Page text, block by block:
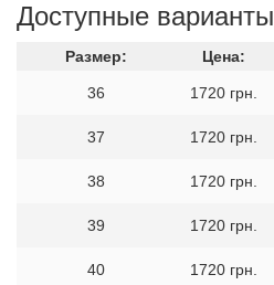
Доступные варианты
Размер: Цена:
36 1720 грн.
37 1720 грн.
38 1720 грн.
39 1720 грн.
40 1720 грн.